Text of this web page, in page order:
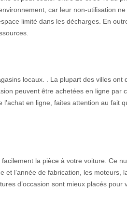
car leur non-utilisation
limité dans les décharges. En
locaux. . La plupart des villes ont
peuvent être achetées en ligne par
en ligne, faites attention au fait
la pièce à votre voiture. Ce
et l’année de fabrication, les moteurs,
d’occasion sont mieux placés pour